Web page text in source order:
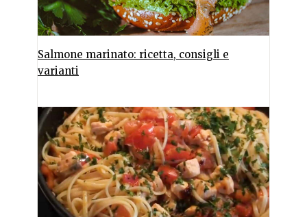
Salmone marinato: ricetta, consigli e
varianti